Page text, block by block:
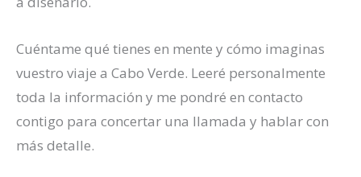
Cuéntame qué tienes en mente y cómo imaginas
vuestro viaje a Cabo Verde. Leeré personalmente
toda la información y me pondré en contacto
contigo para concertar una llamada y hablar con
más detalle.